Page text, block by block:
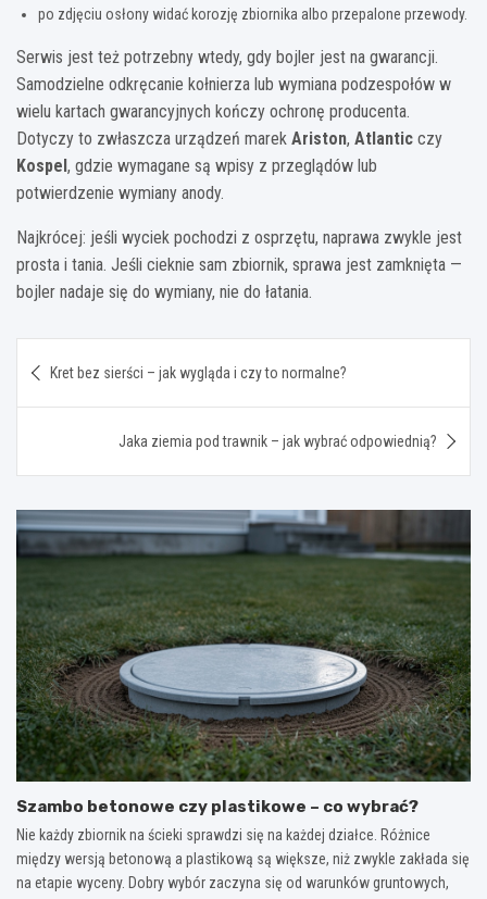
po zdjęciu osłony widać korozję zbiornika albo przepalone przewody.
Serwis jest też potrzebny wtedy, gdy bojler jest na gwarancji.
Samodzielne odkręcanie kołnierza lub wymiana podzespołów w
wielu kartach gwarancyjnych kończy ochronę producenta.
Dotyczy to zwłaszcza urządzeń marek Ariston, Atlantic czy
Kospel, gdzie wymagane są wpisy z przeglądów lub
potwierdzenie wymiany anody.
Najkrócej: jeśli wyciek pochodzi z osprzętu, naprawa zwykle jest
prosta i tania. Jeśli cieknie sam zbiornik, sprawa jest zamknięta —
bojler nadaje się do wymiany, nie do łatania.
wpisu
Kret bez sierści – jak wygląda i czy to normalne?
Jaka ziemia pod trawnik – jak wybrać odpowiednią?
Szambo betonowe czy plastikowe – co wybrać?
Nie każdy zbiornik na ścieki sprawdzi się na każdej działce. Różnice
między wersją betonową a plastikową są większe, niż zwykle zakłada się
na etapie wyceny. Dobry wybór zaczyna się od warunków gruntowych,